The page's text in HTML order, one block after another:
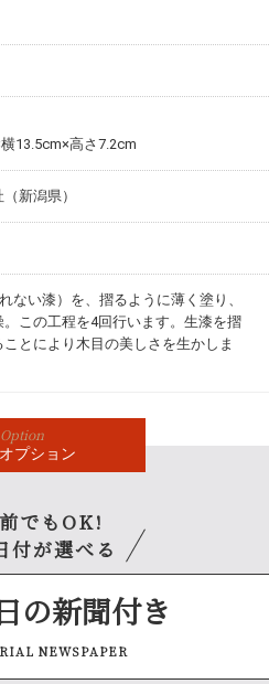
横13.5cm×高さ7.2cm
新潟県）
ない漆）を、摺るように薄く塗り、
この工程を4回行います。生漆を摺
とにより木目の美しさを生かしま
Option
オプション
でもOK!
付が選べる
の新聞付き
NEWSPAPER